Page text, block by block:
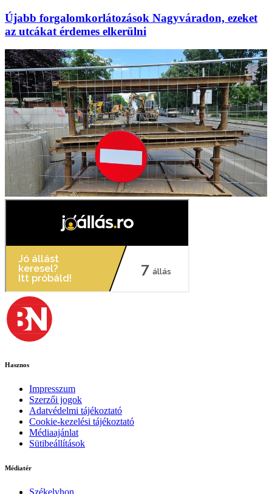
Újabb forgalomkorlátozások Nagyváradon, ezeket
az utcákat érdemes elkerülni
Hasznos
Impresszum
Szerzői jogok
Adatvédelmi tájékoztató
Cookie-kezelési tájékoztató
Médiaajánlat
Sütibeállítások
Médiatér
Székelyhon